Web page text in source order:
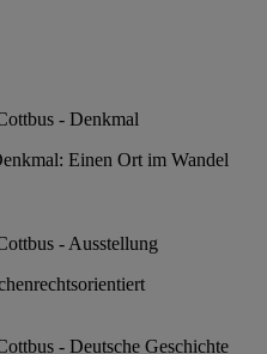
Einen Ort im Wandel